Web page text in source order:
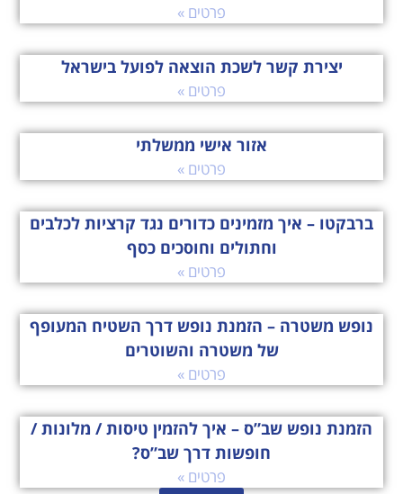
פרטים »
יצירת קשר לשכת הוצאה לפועל בישראל
פרטים »
אזור אישי ממשלתי
פרטים »
ברבקטו – איך מזמינים כדורים נגד קרציות לכלבים
וחתולים וחוסכים כסף
פרטים »
נופש משטרה – הזמנת נופש דרך השטיח המעופף
של משטרה והשוטרים
פרטים »
הזמנת נופש שב”ס – איך להזמין טיסות / מלונות /
חופשות דרך שב”ס?
פרטים »